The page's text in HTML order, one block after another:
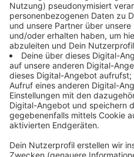
für Besuche. Dafür ist
Raum-Situation vor Ort
ist. Besuche außerhalb der
Sicherheitsabstand sind
bisher auch erlaubt. Ab
den Heimen möglich, zum
sind bei bettlägrigen
Zimmer erlaubt, heißt es
Das klappe jedoch nur,
begleiten.